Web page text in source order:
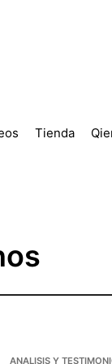
Tienda
ANALISIS Y